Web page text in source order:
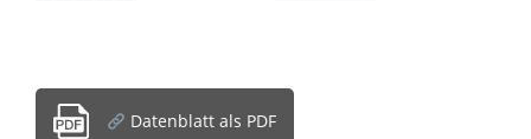
Datenblatt als PDF